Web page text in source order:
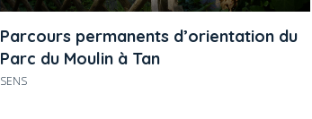
Parcours permanents d’orientation du
Parc du Moulin à Tan
SENS